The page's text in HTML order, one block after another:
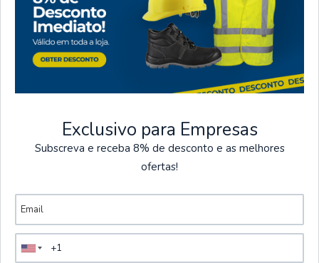
Visto recentemente
Exclusivo para Empresas
Subscreva e receba 8% de desconto e as melhores
ofertas!